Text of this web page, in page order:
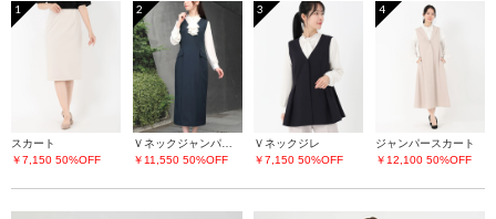
1
スカート
￥7,150 50%OFF
2
Ｖネックジャンパースカート
￥11,550 50%OFF
3
Ｖネックジレ
￥7,150 50%OFF
4
ジャンパースカート
￥12,100 50%OFF